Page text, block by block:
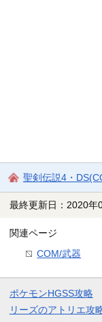
聖剣伝説4・
最終更新日：2020年
関連ページ
COM/武器
ポケモンHGSS攻略
リーズのアトリエ攻